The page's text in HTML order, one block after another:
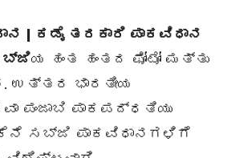
| ಕಡೈ ತರಕಾರಿ ಪಾಕವಿಧಾನ
ಯ ಹಂತ ಹಂತದ ಫೋಟೋ ಮತ್ತು
ಉತ್ತರ ಭಾರತೀಯ
ಪಂಜಾಬಿ ಪಾಕಪದ್ಧತಿಯು
ಕೆನೆ ಸಬ್ಜಿ ಪಾಕವಿಧಾನಗಳಿಗೆ